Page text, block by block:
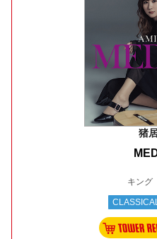
猪
キング